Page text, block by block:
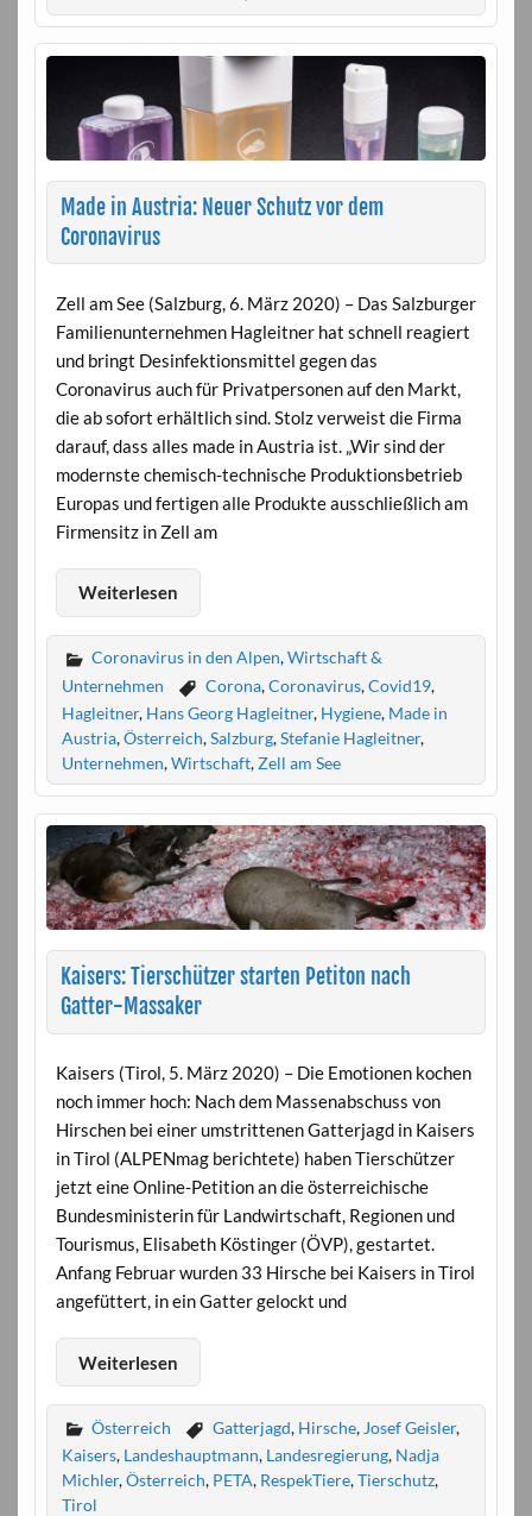
Made in Austria: Neuer Schutz vor dem
Coronavirus
Zell am See (Salzburg, 6. März 2020) – Das Salzburger
Familienunternehmen Hagleitner hat schnell reagiert
und bringt Desinfektionsmittel gegen das
Coronavirus auch für Privatpersonen auf den Markt,
die ab sofort erhältlich sind. Stolz verweist die Firma
darauf, dass alles made in Austria ist. „Wir sind der
modernste chemisch-technische Produktionsbetrieb
Europas und fertigen alle Produkte ausschließlich am
Firmensitz in Zell am
Weiterlesen
Coronavirus in den Alpen,Wirtschaft &
Unternehmen
Corona,Coronavirus,Covid19,
Hagleitner, Hans Georg Hagleitner, Hygiene, Made in
Austria,Österreich,Salzburg,Stefanie Hagleitner,
Unternehmen,Wirtschaft,Zell am See
Kaisers: Tierschützer starten Petiton nach
Gatter-Massaker
Kaisers (Tirol, 5. März 2020) – Die Emotionen kochen
noch immer hoch: Nach dem Massenabschuss von
Hirschen bei einer umstrittenen Gatterjagd in Kaisers
in Tirol (ALPENmag berichtete) haben Tierschützer
jetzt eine Online-Petition an die österreichische
Bundesministerin für Landwirtschaft, Regionen und
Tourismus, Elisabeth Köstinger (ÖVP), gestartet.
Anfang Februar wurden 33 Hirsche bei Kaisers in Tirol
angefüttert, in ein Gatter gelockt und
Weiterlesen
Österreich Gatterjagd, Hirsche, Josef Geisler,
Kaisers, Landeshauptmann, Landesregierung, Nadja
Michler,Österreich, PETA, RespekTiere,Tierschutz,
Tirol